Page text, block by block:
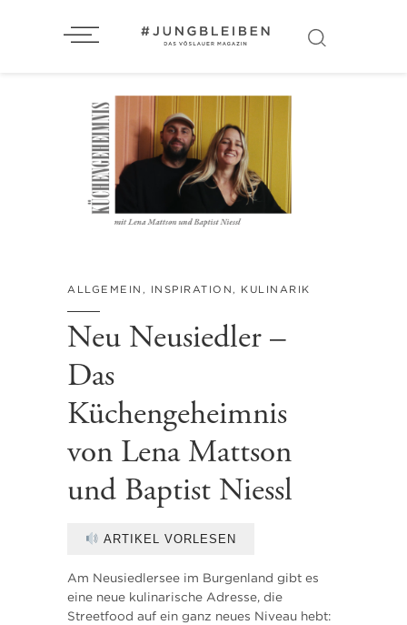
ALLGEMEIN , INSPIRATION, KULINARIK
Neu Neusiedler –
Das
Küchengeheimnis
von Lena Mattson
und Baptist Niessl
ARTIKEL VORLESEN
Am Neusiedlersee im Burgenland gibt es
eine neue kulinarische Adresse, die
Streetfood auf ein ganz neues Niveau hebt: